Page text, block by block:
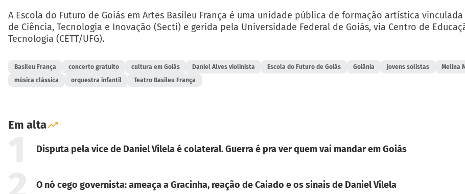
A Escola do Futuro de Goiás em Artes Basileu França é uma unidade pública de formação artística vinculada
de Ciência, Tecnologia e Inovação (Secti) e gerida pela Universidade Federal de Goiás, via Centro de
Tecnologia (CETT/UFG).
Basileu França concerto gratuito cultura em Goiás Daniel Alves violinista Escola do Futuro de Goiás Goiânia jovens solistas
Melina
música clássica
orquestra infantil Teatro Basileu França
Em alta
Disputa pela vice de Daniel Vilela é colateral. Guerra é pra ver quem vai mandar em Goiás
O nó cego governista: ameaça a Gracinha, reação de Caiado e os sinais de Daniel Vilela